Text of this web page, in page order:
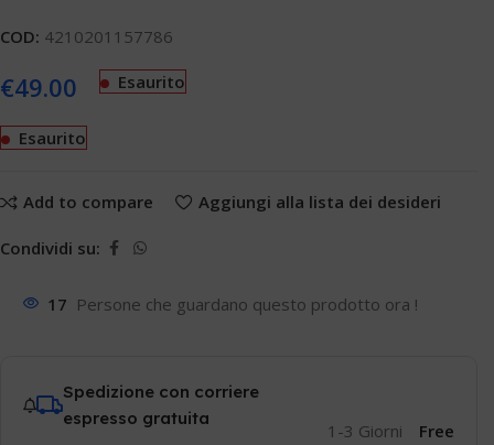
COD: 4210201157786
€49.00 Esaurito
Esaurito
Add to compare Aggiungi alla lista dei desideri
Condividi su:
17 Persone che guardano questo prodotto ora !
Spedizione con corriere
espresso gratuita
1-3 Giorni Free